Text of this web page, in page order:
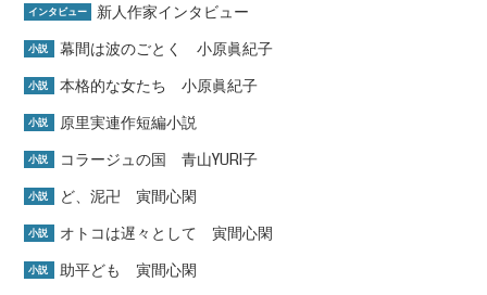
インタビュー 新人作家インタビュー
小説 幕間は波のごとく 小原眞紀子
小説 本格的な女たち 小原眞紀子
小説 原里実連作短編小説
小説 コラージュの国 青山YURI子
小説 ど、泥卍 寅間心閑
小説 オトコは遅々として 寅間心閑
小説 助平ども 寅間心閑